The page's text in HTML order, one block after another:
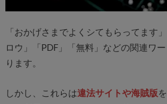
「おかげさまでよくシてもらってます
ロウ」「PDF」「無料」などの関連ワ
ります。
しかし、これらは違法サイトや海賊版